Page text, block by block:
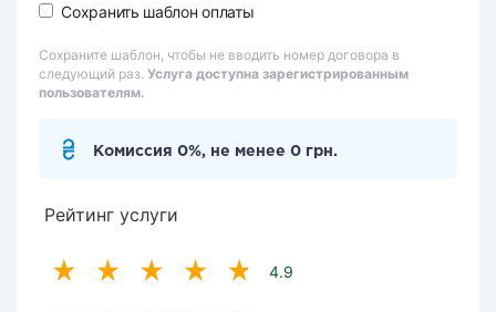
Сохранить шаблон оплаты
Сохраните шаблон, чтобы не вводить номер договора в
следующий раз. Услуга доступна зарегистрированным
пользователям.
Комиссия 0%, не менее 0 грн.
Рейтинг услуги
4.9